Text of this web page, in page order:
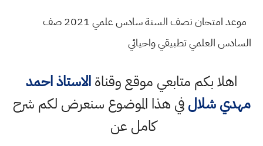
موعد امتحان نصف السنة سادس علمي 2021 صف
السادس العلمي تطبيقي واحيائي
اهلا بكم متابعي موقع وقناةالاستاذ احمد
مهدي شلالفي هذا الموضوع سنعرض لكم شرح
كامل عن